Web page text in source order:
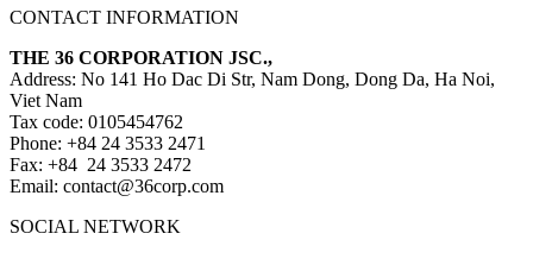
CONTACT INFORMATION
THE 36 CORPORATION JSC.,
Address: No 141 Ho Dac Di Str, Nam Dong, Dong Da, Ha Noi,
Viet Nam
Tax code: 0105454762
Phone: +84 24 3533 2471
Fax: +84 24 3533 2472
Email: contact@36corp.com
SOCIAL NETWORK